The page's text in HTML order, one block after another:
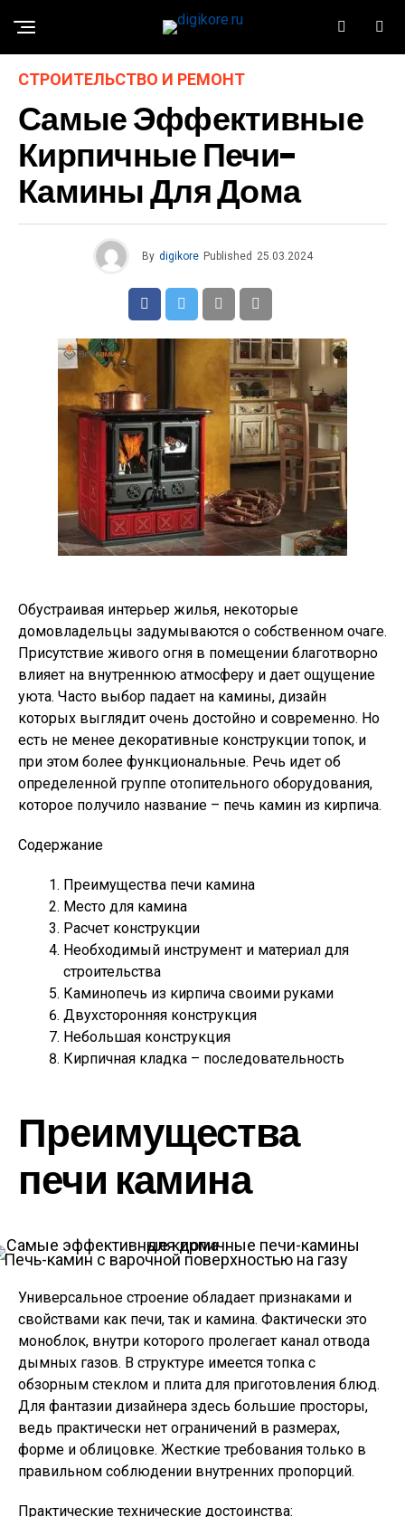
СТРОИТЕЛЬСТВО И РЕМОНТ
Самые Эффективные
Кирпичные Печи-
Камины Для Дома
By digikore Published 25.03.2024
Обустраивая интерьер жилья, некоторые
домовладельцы задумываются о собственном очаге.
Присутствие живого огня в помещении благотворно
влияет на внутреннюю атмосферу и дает ощущение
уюта. Часто выбор падает на камины, дизайн
которых выглядит очень достойно и современно. Но
есть не менее декоративные конструкции топок, и
при этом более функциональные. Речь идет об
определенной группе отопительного оборудования,
которое получило название – печь камин из кирпича.
Содержание
Преимущества печи камина
Место для камина
Расчет конструкции
Необходимый инструмент и материал для
строительства
Каминопечь из кирпича своими руками
Двухсторонняя конструкция
Небольшая конструкция
Кирпичная кладка – последовательность
Преимущества
печи камина
Печь-камин с варочной поверхностью на газу
Универсальное строение обладает признаками и
свойствами как печи, так и камина. Фактически это
моноблок, внутри которого пролегает канал отвода
дымных газов. В структуре имеется топка с
обзорным стеклом и плита для приготовления блюд.
Для фантазии дизайнера здесь большие просторы,
ведь практически нет ограничений в размерах,
форме и облицовке. Жесткие требования только в
правильном соблюдении внутренних пропорций.
Практические технические достоинства: